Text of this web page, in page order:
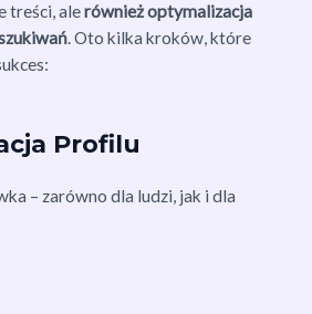
treści, alerównież optymalizacja
. Oto kilka kroków, które
Profilu
– zarówno dla ludzi, jak i dla